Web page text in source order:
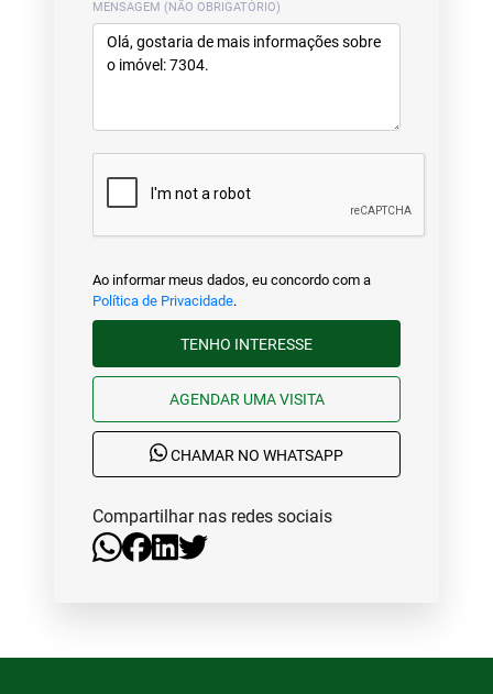
MENSAGEM (NÃO OBRIGATÓRIO)
Ao informar meus dados, eu concordo com a
Política de Privacidade.
TENHO INTERESSE
AGENDAR UMA VISITA
CHAMAR NO WHATSAPP
Compartilhar nas redes sociais